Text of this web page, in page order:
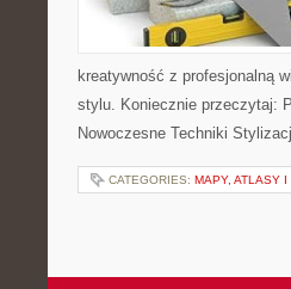
kreatywność z profesjonalną
stylu. Koniecznie przeczytaj:
Nowoczesne Techniki
CATEGORIES: MAPY, ATLASY I